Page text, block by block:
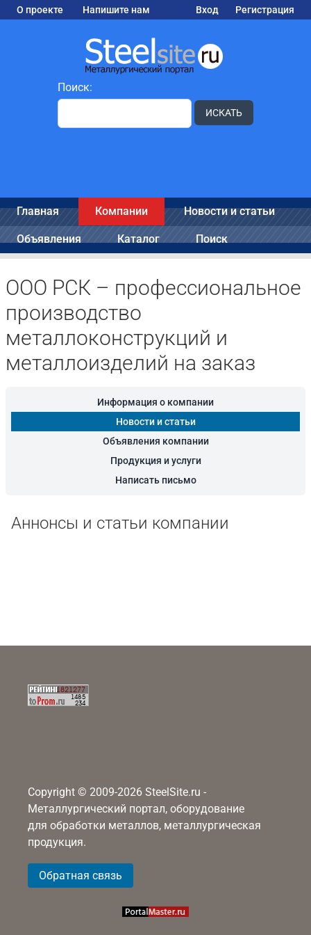
О проекте Напишите нам Вход Регистрация
Поиск:
ИСКАТЬ
Главная Компании Новости и статьи
Объявления Каталог Поиск
ООО РСК – профессиональное
производство
металлоконструкций и
металлоизделий на заказ
Информация о компании
Новости и статьи
Объявления компании
Продукция и услуги
Написать письмо
Аннонсы и статьи компании
Copyright © 2009-2026 SteelSite.ru -
Металлургический портал, оборудование
для обработки металлов, металлургическая
продукция.
Обратная связь